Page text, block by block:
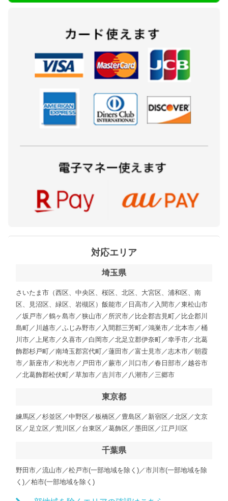
対応エリア
埼玉県
さいたま市（西区、中央区、桜区、北区、大宮区、浦和区、南
区、見沼区、緑区、岩槻区）飯能市／日高市／入間市／東松山市
／坂戸市／鶴ヶ島市／狭山市／所沢市／比企郡吉見町／比企郡川
島町／川越市／ふじみ野市／入間郡三芳町／鴻巣市／北本市／桶
川市／上尾市／久喜市／白岡市／北足立郡伊奈町／幸手市／北葛
飾郡杉戸町／南埼玉郡宮代町／蓮田市／富士見市／志木市／朝霞
市／新座市／和光市／戸田市／蕨市／川口市／春日部市／越谷市
／北葛飾郡松伏町／草加市／吉川市／八潮市／三郷市
東京都
練馬区／杉並区／中野区／板橋区／豊島区／新宿区／北区／文京
区／足立区／荒川区／台東区／葛飾区／墨田区／江戸川区
千葉県
野田市／流山市／松戸市(一部地域を除く)／市川市(一部地域を除
く)／柏市(一部地域を除く)